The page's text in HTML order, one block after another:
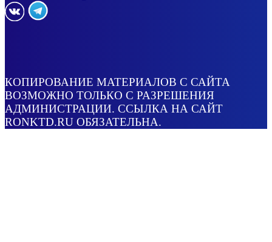
КОПИРОВАНИЕ МАТЕРИАЛОВ С САЙТА
ВОЗМОЖНО ТОЛЬКО С РАЗРЕШЕНИЯ
АДМИНИСТРАЦИИ. ССЫЛКА НА САЙТ
RONKTD.RU ОБЯЗАТЕЛЬНА.